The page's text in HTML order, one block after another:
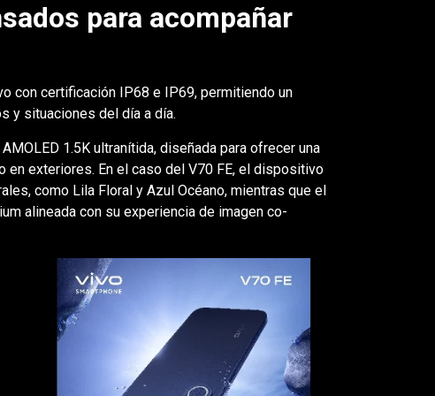
para acompañar
con certificación IP68 e IP69, permitiendo un
y situaciones del día a día.
1.5K ultranítida, diseñada para ofrecer una
exteriores. En el caso del V70 FE, el dispositivo
como Lila Floral y Azul Océano, mientras que el
alineada con su experiencia de imagen co-